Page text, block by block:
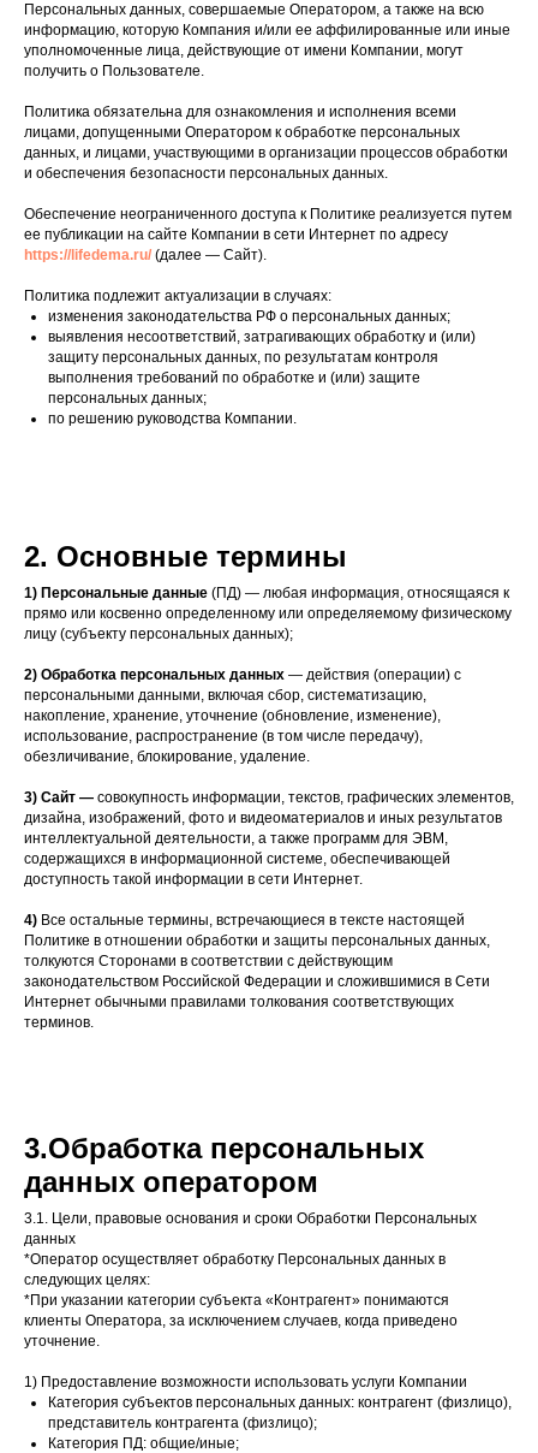
Персональных данных, совершаемые Оператором, а также на всю
информацию, которую Компания и/или ее аффилированные или иные
уполномоченные лица, действующие от имени Компании, могут
получить о Пользователе.
Политика обязательна для ознакомления и исполнения всеми
лицами, допущенными Оператором к обработке персональных
данных, и лицами, участвующими в организации процессов обработки
и обеспечения безопасности персональных данных.
Обеспечение неограниченного доступа к Политике реализуется путем
ее публикации на сайте Компании в сети Интернет по адресу
https://lifedema.ru/ (далее — Сайт).
Политика подлежит актуализации в случаях:
изменения законодательства РФ о персональных данных;
выявления несоответствий, затрагивающих обработку и (или)
защиту персональных данных, по результатам контроля
выполнения требований по обработке и (или) защите
персональных данных;
по решению руководства Компании.
2. Основные термины
1) Персональные данные (ПД) — любая информация, относящаяся к
прямо или косвенно определенному или определяемому физическому
лицу (субъекту персональных данных);
2) Обработка персональных данных — действия (операции) с
персональными данными, включая сбор, систематизацию,
накопление, хранение, уточнение (обновление, изменение),
использование, распространение (в том числе передачу),
обезличивание, блокирование, удаление.
3) Сайт — совокупность информации, текстов, графических элементов,
дизайна, изображений, фото и видеоматериалов и иных результатов
интеллектуальной деятельности, а также программ для ЭВМ,
содержащихся в информационной системе, обеспечивающей
доступность такой информации в сети Интернет.
4) Все остальные термины, встречающиеся в тексте настоящей
Политике в отношении обработки и защиты персональных данных,
толкуются Сторонами в соответствии с действующим
законодательством Российской Федерации и сложившимися в Сети
Интернет обычными правилами толкования соответствующих
терминов.
3.Обработка персональных
данных оператором
3.1. Цели, правовые основания и сроки Обработки Персональных
данных
*Оператор осуществляет обработку Персональных данных в
следующих целях:
*При указании категории субъекта «Контрагент» понимаются
клиенты Оператора, за исключением случаев, когда приведено
уточнение.
1) Предоставление возможности использовать услуги Компании
Категория субъектов персональных данных: контрагент (физлицо),
представитель контрагента (физлицо);
Категория ПД: общие/иные;